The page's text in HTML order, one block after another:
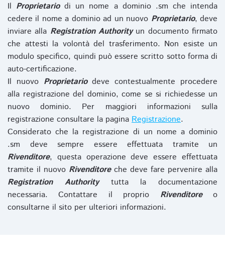
Il Proprietariodi un nome a dominio .sm che intenda
cedere il nome a dominio ad un nuovo Proprietario, deve
inviare alla Registration Authorityun documento firmato
che attesti la volontà del trasferimento. Non esiste un
modulo specifico, quindi può essere scritto sotto forma di
auto-certificazione.
Il nuovo Proprietariodeve contestualmente procedere
alla registrazione del dominio, come se si richiedesse un
nuovo dominio. Per maggiori informazioni sulla
registrazione consultare la pagina Registrazione.
Considerato che la registrazione di un nome a dominio
.sm deve sempre essere effettuata tramite un
Rivenditore, questa operazione deve essere effettuata
tramite il nuovo Rivenditoreche deve fare pervenire alla
Registration Authoritytutta la documentazione
necessaria. Contattare il proprio Rivenditoreo
consultarne il sito per ulteriori informazioni.